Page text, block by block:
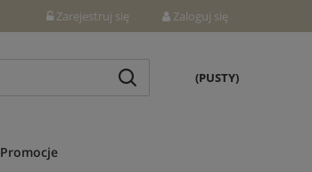
Zarejestruj się Zaloguj się
(PUSTY)
Promocje